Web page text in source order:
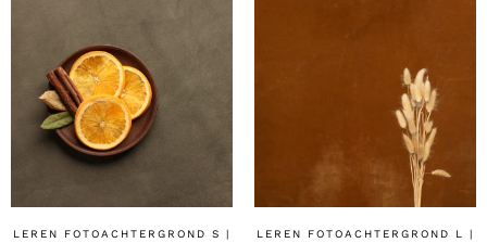
LEREN FOTOACHTERGROND S | LEREN FOTOACHTERGROND L |